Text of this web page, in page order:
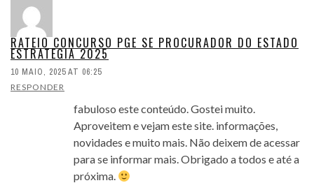
RATEIO CONCURSO PGE SE PROCURADOR DO ESTADO
ESTRATEGIA 2025
10 MAIO, 2025 AT 06:25
RESPONDER
fabuloso este conteúdo. Gostei muito.
Aproveitem e vejam este site. informações,
novidades e muito mais. Não deixem de acessar
para se informar mais. Obrigado a todos e até a
próxima.